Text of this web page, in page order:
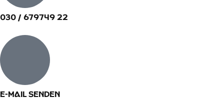
030 / 679749 22
E-Mail senden​